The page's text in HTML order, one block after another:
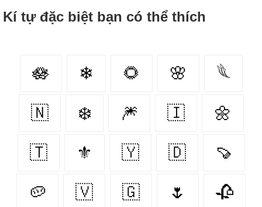
Kí tự đặc biệt bạn có thể thích
🪷 ❄ 🌻 🌸 𓆰
🇳‌ ❄️ 🎆 🇮‌ 🌼
🇹‌ ⚜ 🇾‌ 🇩‌ 🍠
🥔 🇻‌ 🇬‌ 🌷 🥀